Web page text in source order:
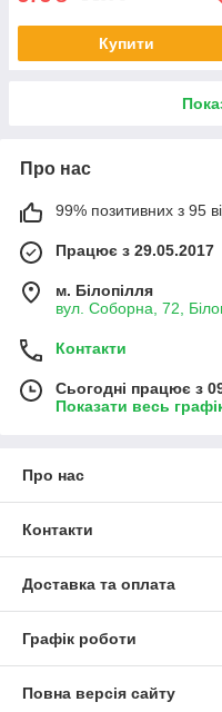
Купити
Про нас
99% позитивних з 95
Працює з 29.05.2017
м. Білопілля
вул. Соборна, 72,
Контакти
Сьогодні працює з
Показати весь
Про нас
Контакти
Доставка та оплата
Графік роботи
Повна версія сайту